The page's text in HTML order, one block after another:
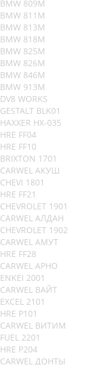
BMW 809M
BMW 811M
BMW 813M
BMW 818M
BMW 825M
BMW 826M
BMW 846M
BMW 913M
DV8 WORKS
GESTALT BLK01
HAXXER HX-035
HRE FF04
HRE FF10
BRIXTON 1701
CARWEL АКУШ
CHEVI 1801
HRE FF21
CHEVROLET 1901
CARWEL АЛДАН
CHEVROLET 1902
CARWEL АМУТ
HRE FF28
CARWEL АРНО
ENKEI 2001
CARWEL ВАЙТ
EXCEL 2101
HRE P101
CARWEL ВИТИМ
FUEL 2201
HRE P204
CARWEL ДОНТЫ